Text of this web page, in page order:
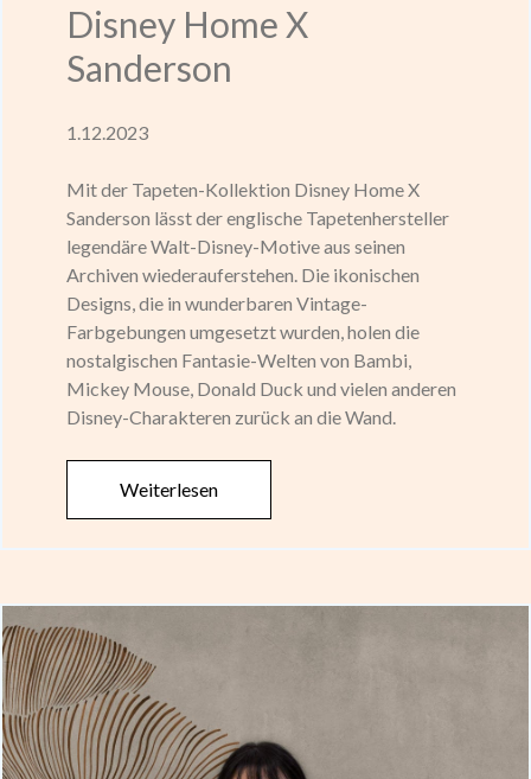
Disney Home X
Sanderson
1.12.2023
Mit der Tapeten-Kollektion Disney Home X
Sanderson lässt der englische Tapetenhersteller
legendäre Walt-Disney-Motive aus seinen
Archiven wiederauferstehen. Die ikonischen
Designs, die in wunderbaren Vintage-
Farbgebungen umgesetzt wurden, holen die
nostalgischen Fantasie-Welten von Bambi,
Mickey Mouse, Donald Duck und vielen anderen
Disney-Charakteren zurück an die Wand.
Weiterlesen